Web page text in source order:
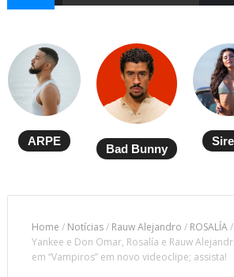
ARPE
Bad Bunny
Home / Notícias/ Rauw Alejandro / ROSALÍA/
Yankee e Don Omar, Rosalía e Rauw
em “Vampiros” em novo videoclipe; assista!